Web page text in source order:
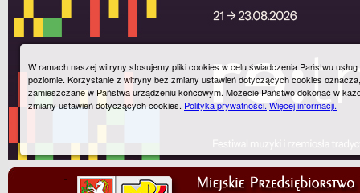
W ramach naszej witryny stosujemy pliki cookies w celu świadczenia Państwu
poziomie. Korzystanie z witryny bez zmiany ustawień dotyczących cookies
zamieszczane w Państwa urządzeniu końcowym. Możecie Państwo dokonać w
zmiany ustawień dotyczących cookies. Polityka prywatności.Więcej informacji.